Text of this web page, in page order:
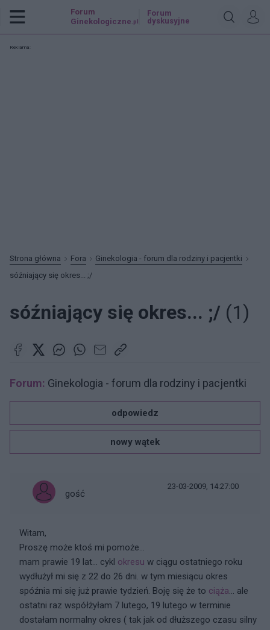
Forum
Ginekologiczne .pl
Forum
dyskusyjne
Reklama:
Strona główna Fora
Ginekologia - forum dla rodziny i pacjentki
sóźniający się okres... ;/
sóźniający się okres... ;/ (1)
Forum: Ginekologia - forum dla rodziny i pacjentki
odpowiedz
nowy wątek
gość
23-03-2009, 14:27:00
Witam,
Proszę może ktoś mi pomoże...
mam prawie 19 lat... cykl okresu w ciągu ostatniego roku
wydłużył mi się z 22 do 26 dni. w tym miesiącu okres
spóźnia mi się już prawie tydzień. Boję się że to ciąża... ale
ostatni raz współżyłam 7 lutego, 19 lutego w terminie
dostałam normalny okres ( tak jak od dłuższego czasu silny